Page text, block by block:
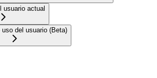
usuario actual
uso del usuario (Beta)